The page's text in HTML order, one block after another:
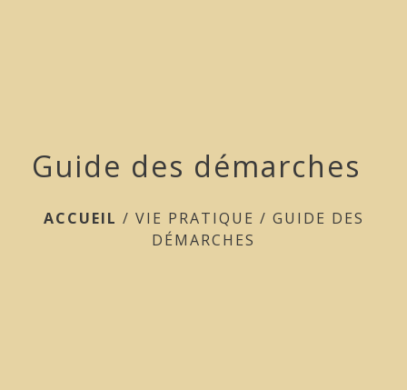
Guide des démarches
ACCUEIL / VIE PRATIQUE / GUIDE DES
DÉMARCHES